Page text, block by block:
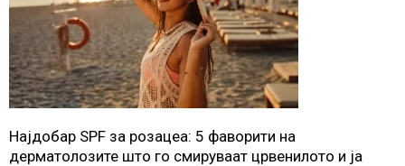
Најдобар SPF за розацеа: 5 фаворити на
дерматолозите што го смируваат црвенилото и ја